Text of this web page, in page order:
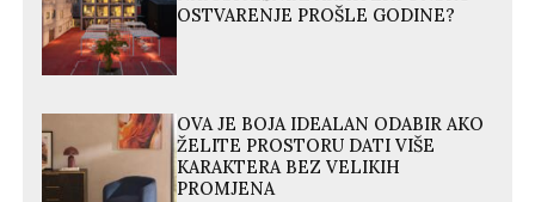
OSTVARENJE PROŠLE GODINE?
OVA JE BOJA IDEALAN ODABIR AKO
ŽELITE PROSTORU DATI VIŠE
KARAKTERA BEZ VELIKIH
PROMJENA